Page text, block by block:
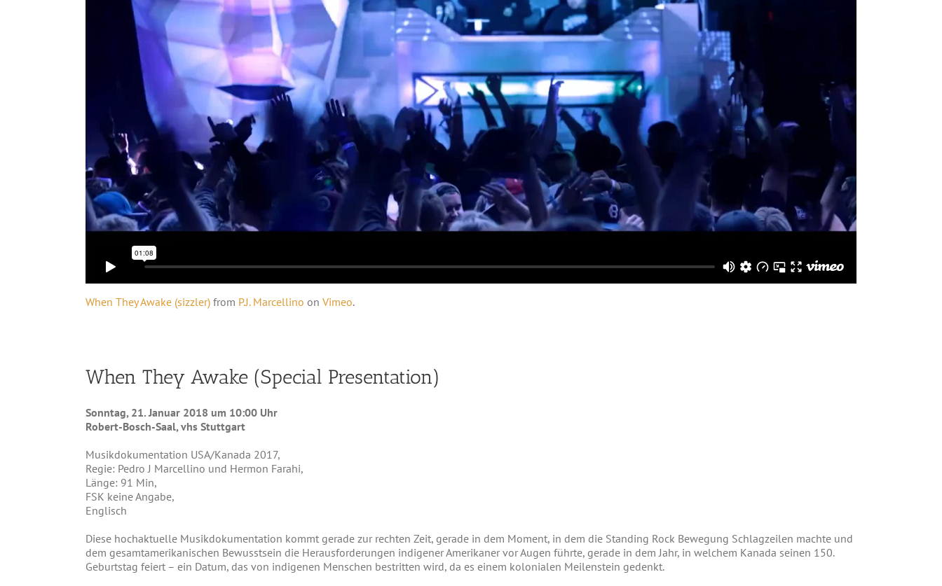
When They Awake (sizzler) from P.J. Marcellino on Vimeo.
When They Awake (Special Presentation)
Sonntag, 21. Januar 2018 um 10:00 Uhr
Robert-Bosch-Saal, vhs Stuttgart
Musikdokumentation USA/Kanada 2017,
Regie: Pedro J Marcellino und Hermon Farahi,
Länge: 91 Min,
FSK keine Angabe,
Englisch
Diese hochaktuelle Musikdokumentation kommt gerade zur rechten Zeit, gerade in dem Moment, in dem die Standing Rock Bewegung Schlagzeilen machte und
dem gesamtamerikanischen Bewusstsein die Herausforderungen indigener Amerikaner vor Augen führte, gerade in dem Jahr, in welchem Kanada seinen 150.
Geburtstag feiert – ein Datum, das von indigenen Menschen bestritten wird, da es einem kolonialen Meilenstein gedenkt.